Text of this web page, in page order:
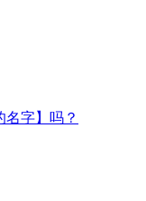
名字】吗？